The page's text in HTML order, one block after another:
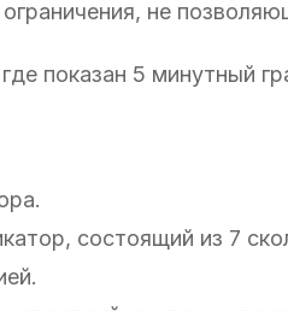
не
показан 5 минутный
состоящий из 7